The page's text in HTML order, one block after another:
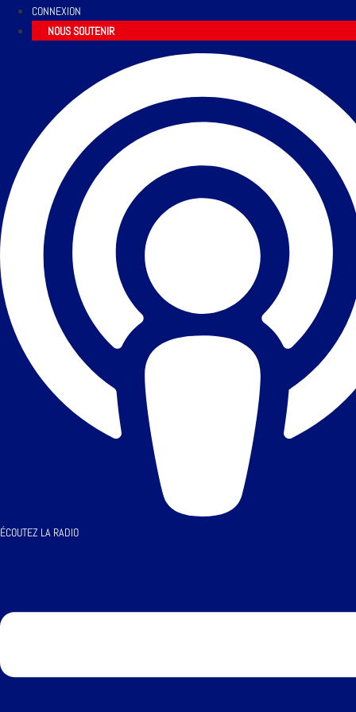
CONNEXION
NOUS SOUTENIR
ÉCOUTEZ LA RADIO